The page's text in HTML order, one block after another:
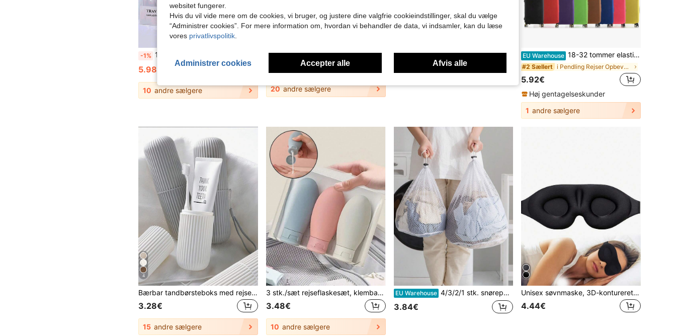
-1% 1/7 stk. rejseflaskesæt, genopfyldelig flaskesæt med toilettaske, tomme væskebeholdere, lækagesikre væskedispenserflasker, rejsemakeupetui, cremekrukke, rejseartikler, rejsetilbehør til fly, rejseflaskesæt, lækagesikre bærbare toiletbeholdere, gennemsigtige PP-materiale kosmetikbeholdere i flystørrelse, velegnet til lotion, shampoo, creme, sæbe osv., med bæretaske, rejseartikler rejseflaskesæt, med pumpe lotionflaske, skolestart-essentials, rejsetilbehør, skolestart-sæson
5.98€
10 andre sælgere
1/2/3 stk. firkantet silikone-sugedåse-bagshell til telefon, 28 store silikone-sugedåser til telefon, rejseessentials, fitness-tilbehør, must-have
20andre sælgere
NEW Bærbar cremebeholder med blomster- og sommerfugledekoration, kosmetikdispenser, macaronfarvet taskevedhæng, tom kosmetikbeholder-vedhæng, genopfyldelig rejsebeholder til toiletartikler, lækagesikker rejsetilbehør, egnet til creme, øjencreme, lotion, kosmetikemballageflaske, salveflaske, maskeflaske, rejseessentials, fitness- og studieforsyninger, ferie-, camping- og ferieessentials, perfekt gave til skolestart, lærerdag, Thanksgiving og jul EU Warehouse 18-32 tommer elastisk bagageovertræk, rejsekuffertbeskyttende overtræk, lynlåslukning i strækstof, flere størrelser og farver
#2 Sællert i Pendling Rejser Opbevaringsposer
5.92€
Høj gentagelseskunder
1 andre sælgere
4
Bærbar tandbørsteboks med rejsekop til mundskyl og tandbørsteetui med låg, badeværelsesopbevaring, sommerferie- og cruise-essentials, skolestart-tilbehør
3.28€
15 andre sælgere
3 stk./sæt rejseflaskesæt, klembart design, bærbar, lækagesikker, genanvendelig, genopfyldelig kosmetikbeholder til toiletartikler, shampoo, showergel og lotion, rejseartikler, skoleartikler feriecamping ferieartikler ferietilbehør mini parfume til kvinder parfume til mænd parfume strandrejsetilbehør rejsemust haves sommerskoletilbehør skoleartikler skoleartikler skoleartikler
3.48€
10 andre sælgere
EU Warehouse 4/3/2/1 stk. snørepose til vasketøj, tyk, finmasket vaskemaskinepose til ophængning af sarte ting, multifunktionel opbevaringspose til tøj, vægmonteret pusletaske, stor kapacitet, opbevaringspose til snavset tøj, egnet til badeværelse, lejlighed, soveværelse, vasketøjsopbevaring, ferie, rejser, krydstogt, essentielle tilbehør, tilbage til skole
3.84€
Unisex søvnmaske, 3D-kontureret søvnmaske, støbt konkav nattesøvnmaske, mørklægningsfunktion, blød og behagelig øjenmaske, velegnet til rejser, yoga, lur, sorte rejseartikler, rejseartikler, søvnhjælp til ferien, velegnet til rejser, camping, kontorartikler, essentielt til rejsefly, rejsetilbehør, rejseartikler, strand, sommer, skoleartikler, skoleartikler
4.44€
websitet fungerer.
Hvis du vil vide mere om de cookies, vi bruger, og justere dine valgfrie cookieindstillinger, skal du vælge
“Administrer cookies”. For mere information om, hvordan vi behandler de data, vi indsamler, kan du læse
vores privatlivspolitik
Administrer cookies Accepter alle Afvis alle